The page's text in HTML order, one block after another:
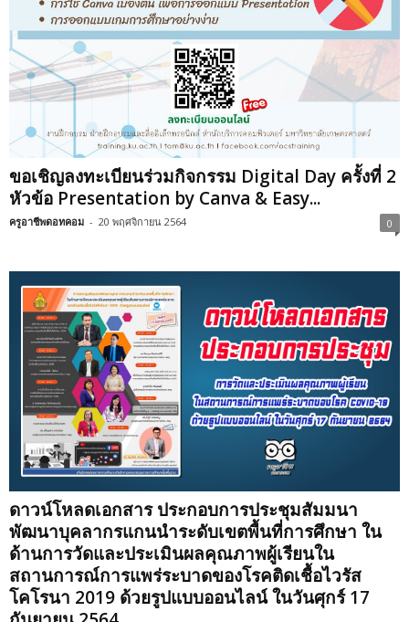
ขอเชิญลงทะเบียนร่วมกิจกรรม Digital Day ครั้งที่ 2
หัวข้อ Presentation by Canva & Easy...
ครูอาชีพดอทคอม - 20 พฤศจิกายน 2564 0
ดาวน์โหลดเอกสาร ประกอบการประชุมสัมมนา
พัฒนาบุคลากรแกนนำระดับเขตพื้นที่การศึกษา ใน
ด้านการวัดและประเมินผลคุณภาพผู้เรียนใน
สถานการณ์การแพร่ระบาดของโรคติดเชื้อไวรัส
โคโรนา 2019 ด้วยรูปแบบออนไลน์ ในวันศุกร์ 17